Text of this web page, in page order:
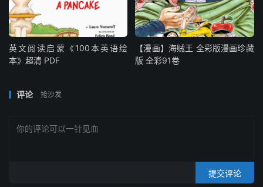
英文阅读启蒙《100本英语绘
本》超清 PDF
【漫画】海贼王 全彩版漫画珍藏
版 全彩91卷
评论 抢沙发
提交评论